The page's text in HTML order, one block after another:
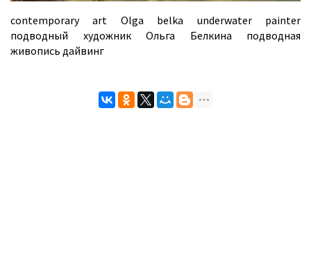
contemporary art Olga belka underwater painter
подводный художник Ольга Белкина подводная
живопись дайвинг